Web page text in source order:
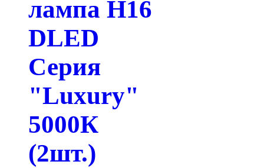
лампа H16
DLED
Серия
"Luxury"
5000К
(2шт.)